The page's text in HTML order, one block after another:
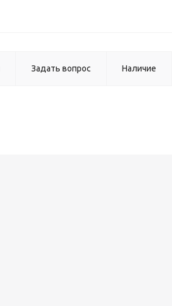
Задать вопрос Наличие